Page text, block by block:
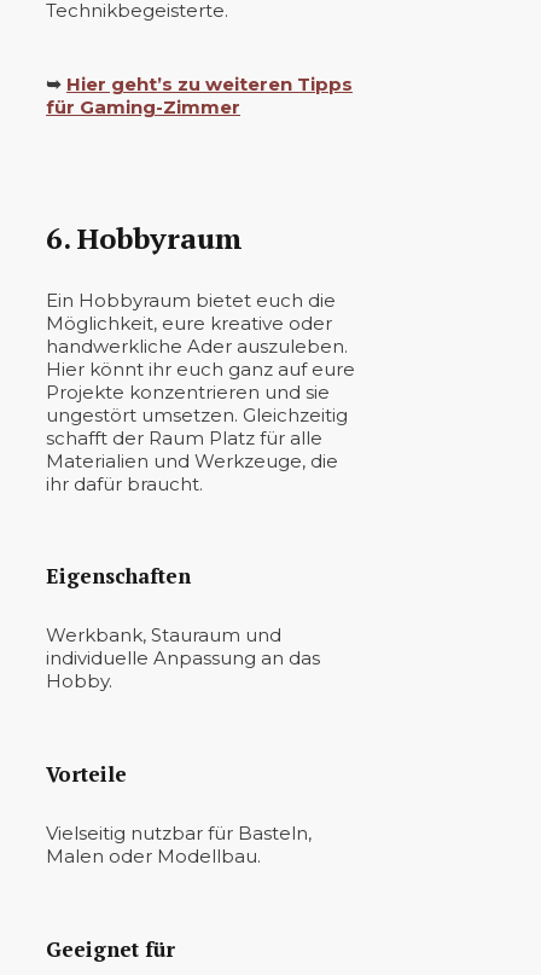
Technikbegeisterte.
➥ Hier geht’s zu weiteren Tipps
für Gaming-Zimmer
6. Hobbyraum
Ein Hobbyraum bietet euch die
Möglichkeit, eure kreative oder
handwerkliche Ader auszuleben.
Hier könnt ihr euch ganz auf eure
Projekte konzentrieren und sie
ungestört umsetzen. Gleichzeitig
schafft der Raum Platz für alle
Materialien und Werkzeuge, die
ihr dafür braucht.
Eigenschaften
Werkbank, Stauraum und
individuelle Anpassung an das
Hobby.
Vorteile
Vielseitig nutzbar für Basteln,
Malen oder Modellbau.
Geeignet für